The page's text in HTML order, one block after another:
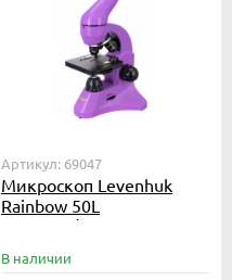
Артикул: 69047
Микроскоп Levenhuk
Rainbow 50L
Amethyst\Аметист
В наличии